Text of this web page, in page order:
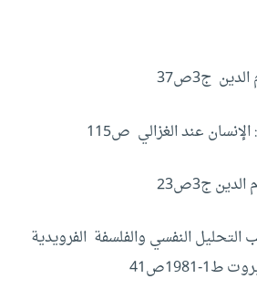
ج3ص37
عند الغزالي ص115
ج3ص23
التحليل النفسي والفلسفة الفرويدية
1981ص41